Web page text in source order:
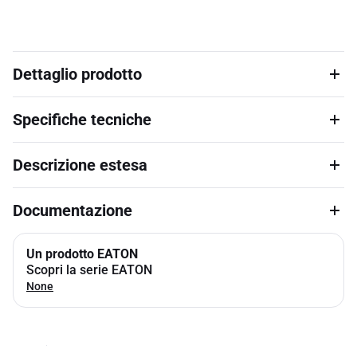
Dettaglio prodotto
Specifiche tecniche
Descrizione estesa
Documentazione
Un prodotto EATON
Scopri la serie EATON
None